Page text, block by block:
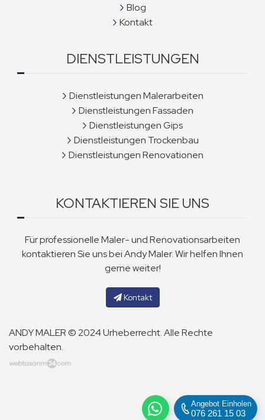
Blog
Kontakt
DIENSTLEISTUNGEN
Dienstleistungen Malerarbeiten
Dienstleistungen Fassaden
Dienstleistungen Gips
Dienstleistungen Trockenbau
Dienstleistungen Renovationen
KONTAKTIEREN SIE UNS
Für professionelle Maler- und Renovationsarbeiten
kontaktieren Sie uns bei Andy Maler. Wir helfen Ihnen
gerne weiter!
Kontakt
ANDY MALER © 2024 Urheberrecht. Alle Rechte
vorbehalten.
Angebot Einholen
076 261 15 03